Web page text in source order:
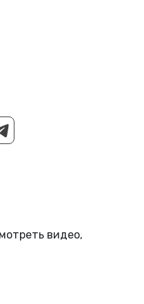
видео,